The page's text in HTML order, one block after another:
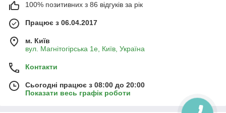
100% позитивних з 86 відгуків за рік
Працює з 06.04.2017
м. Київ
вул. Магнітогірська 1е, Київ, Україна
Контакти
Сьогодні працює з 08:00 до 20:00
Показати весь графік роботи